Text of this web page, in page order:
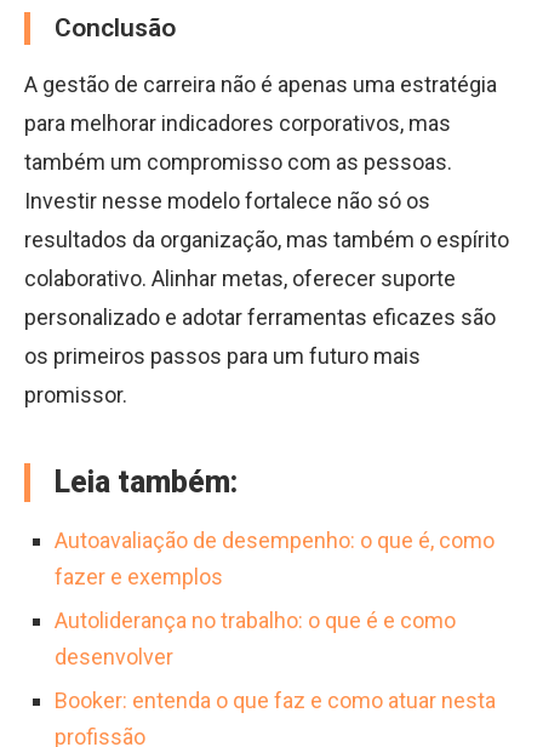
Conclusão
A gestão de carreira não é apenas uma estratégia
para melhorar indicadores corporativos, mas
também um compromisso com as pessoas.
Investir nesse modelo fortalece não só os
resultados da organização, mas também o espírito
colaborativo. Alinhar metas, oferecer suporte
personalizado e adotar ferramentas eficazes são
os primeiros passos para um futuro mais
promissor.
Leia também:
Autoavaliação de desempenho: o que é, como
fazer e exemplos
Autoliderança no trabalho: o que é e como
desenvolver
Booker: entenda o que faz e como atuar nesta
profissão